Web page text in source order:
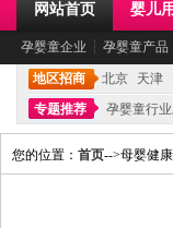
网站首页 婴儿
孕婴童企业 ┆ 孕婴童产品
地区招商 北京 天津
专题推荐
孕婴童行
您的位置： 首页-->母婴健